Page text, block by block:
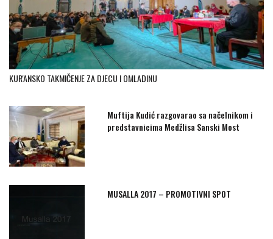
KUR'ANSKO TAKMIČENJE ZA DJECU I OMLADINU
Muftija Kudić razgovarao sa načelnikom i
predstavnicima Medžlisa Sanski Most
MUSALLA 2017 – PROMOTIVNI SPOT